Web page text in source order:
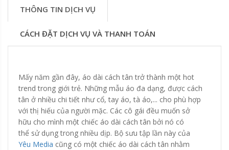
THÔNG TIN DỊCH VỤ
CÁCH ĐẶT DỊCH VỤ VÀ THANH TOÁN
Mấy năm gần đây, áo dài cách tân trở thành một hot
trend trong giới trẻ. Những mẫu áo đa dạng, được cách
tân ở nhiều chi tiết như cổ, tay áo, tà áo,... cho phù hợp
với thị hiếu của người mặc. Các cô gái đều muốn sở
hữu cho mình một chiếc áo dài cách tân bởi nó có
thể sử dụng trong nhiều dịp. Bộ sưu tập lần này của
Yêu Media cũng có một chiếc áo dài cách tân nhằm